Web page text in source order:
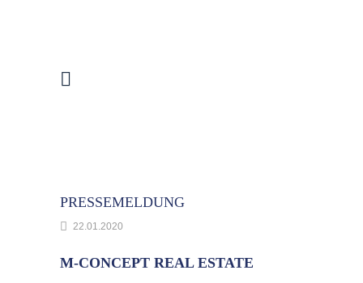
PRESSEMELDUNG
22.01.2020
M-CONCEPT REAL ESTATE